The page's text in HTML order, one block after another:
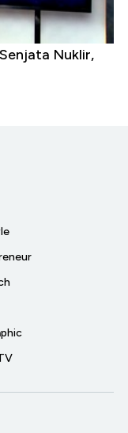
Nuklir,